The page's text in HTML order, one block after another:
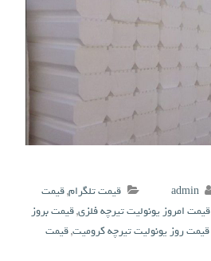
admin قیمت تلگرام,قیمت
قیمت امروز یونولیت تیرچه فلزی,قیمت بروز
قیمت روز یونولیت تیرچه کرومیت,قیمت